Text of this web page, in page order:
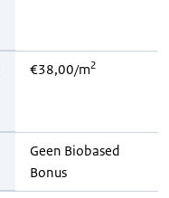
€38,00/m2
Geen Biobased
Bonus